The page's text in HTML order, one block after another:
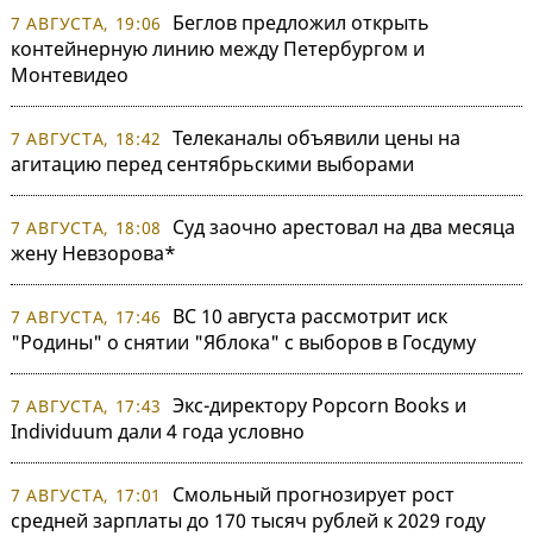
7 АВГУСТА, 19:06
Беглов предложил открыть
контейнерную линию между Петербургом и
Монтевидео
7 АВГУСТА, 18:42 Телеканалы объявили цены на
агитацию перед сентябрьскими выборами
7 АВГУСТА, 18:08
Суд заочно арестовал на два месяца
жену Невзорова*
7 АВГУСТА, 17:46
ВС 10 августа рассмотрит иск
"Родины" о снятии "Яблока" с выборов в Госдуму
7 АВГУСТА, 17:43 Экс-директору Popcorn Books и
Individuum дали 4 года условно
7 АВГУСТА, 17:01
Смольный прогнозирует рост
средней зарплаты до 170 тысяч рублей к 2029 году